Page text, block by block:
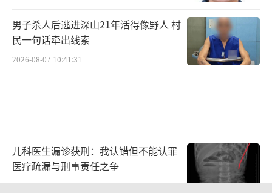
男子杀人后逃进深山21年活得像野人 村
民一句话牵出线索
2026-08-07 10:41:31
儿科医生漏诊获刑：我认错但不能认罪
医疗疏漏与刑事责任之争
2026-08-06 13:45:15